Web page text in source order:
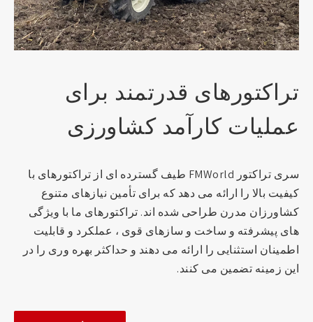
تراکتورهای قدرتمند برای
عملیات کارآمد کشاورزی
سری تراکتور FMWorld طیف گسترده ای از تراکتورهای با
کیفیت بالا را ارائه می دهد که برای تأمین نیازهای متنوع
کشاورزان مدرن طراحی شده اند. تراکتورهای ما با ویژگی
های پیشرفته و ساخت و سازهای قوی ، عملکرد و قابلیت
اطمینان استثنایی را ارائه می دهند و حداکثر بهره وری را در
این زمینه تضمین می کنند.